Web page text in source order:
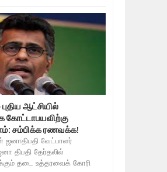
ஆட்சியில்
கோட்டாபயவிற்கு
சம்பிக்க ரணவக்க!
வேட்பாளர்
திபதி தேர்தலில்
தடை உத்தரவைக் கோரி